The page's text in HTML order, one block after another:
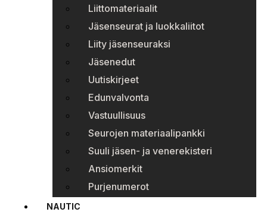
Liittomateriaalit
Jäsenseurat ja luokkaliitot
Liity jäsenseuraksi
Jäsenedut
Uutiskirjeet
Edunvalvonta
Vastuullisuus
Seurojen materiaalipankki
Suuli jäsen- ja venerekisteri
Ansiomerkit
Purjenumerot
NAUTIC